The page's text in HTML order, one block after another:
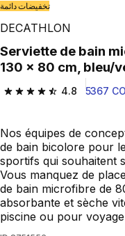
تخفيضات دائمة
DECATHLON
Serviette de bain microfibre double face taille L
130 x 80 cm, bleu/
4.8
4.8 out of 5 stars from
5367
Nos équipes de
de bain bicolore pour
sportifs qui souhaitent
Vous manquez de
de bain microfibre de
absorbante et sèche
piscine ou pour